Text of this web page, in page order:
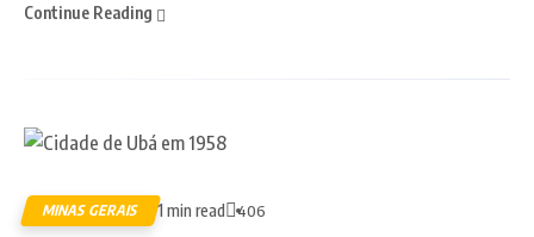
Continue Reading
MINAS GERAIS 1 min read 406